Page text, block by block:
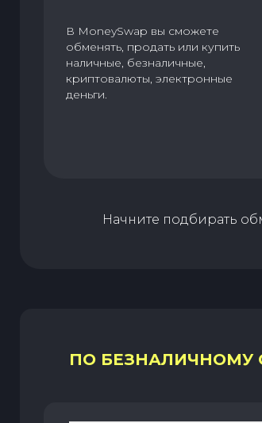
В MoneySwap вы сможете
обменять, продать или купить
наличные, безналичные,
криптовалюты, электронные
деньги.
Начните подбирать
ПО БЕЗНАЛИЧНОМУ